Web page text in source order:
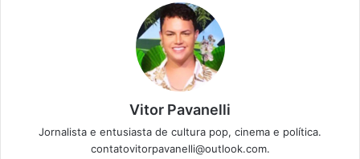
Vitor Pavanelli
Jornalista e entusiasta de cultura pop, cinema e política.
contatovitorpavanelli@outlook.com.